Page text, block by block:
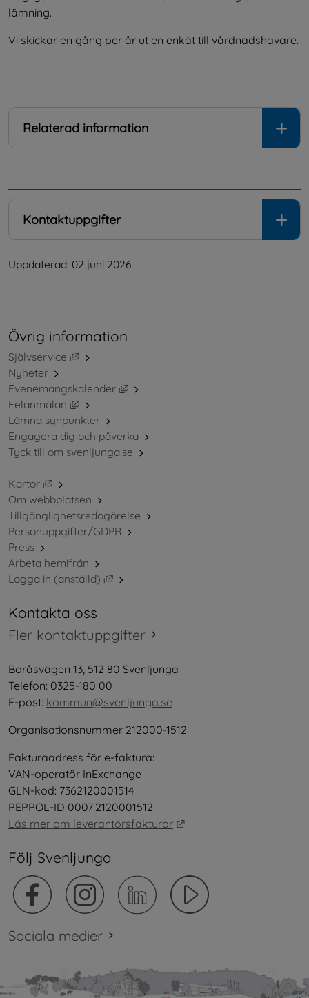
lämning.
Vi skickar en gång per år ut en enkät till vårdnadshavare.
Relaterad information
Kontaktuppgifter
Uppdaterad: 02 juni 2026
Övrig information
Självservice
Länk till annan webbplats, öppnas i nytt fönster.
Nyheter
Evenemangskalender
Länk till annan webbplats, öppnas i
Felanmälan
Länk till annan webbplats, öppnas i nytt fönster.
Lämna synpunkter
Engagera dig och påverka
Tyck till om svenljunga.se
Kartor
Länk till annan webbplats, öppnas i nytt fönster.
Om webbplatsen
Tillgänglighetsredogörelse
Personuppgifter/GDPR
Press
Arbeta hemifrån
Logga in (anställd)
Länk till annan webbplats, öppnas i nytt
Kontakta oss
Fler kontaktuppgifter
Boråsvägen 13, 512 80 Svenljunga
Telefon: 0325-180 00
E-post: kommun@svenljunga.se
Organisationsnummer 212000-1512
Fakturaadress för e-faktura:
VAN-operatör InExchange
GLN-kod: 7362120001514
PEPPOL-ID 0007:2120001512
Läs mer om leverantörsfakturor
Följ Svenljunga
Sociala medier